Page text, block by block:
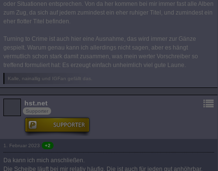
oder Situationen entsprechen. Von da her kommen bei mir immer fast alle Alben
zum Zug, da sich auf jedem zumindest ein eher ruhiger Titel, und zumindest ein
eher flotter Titel befinden.
Turning to Crime ist auch hier eine Ausnahme, das wird immer zur Gänze
gespielt. Warum genau kann ich allerdings nicht sagen, aber es hängt
vermutlich schon stark damit zusammen, was mein werter Vorschreiber so
treffend formuliert hat: Es erzeugt einfach unheimlich viel gute Laune.
Kalle, nainallig und IGFan gefällt das.
hst.net
Supporter
1. Februar 2023 +2
Da kann ich mich anschließen.
Die Scheibe läuft bei mir relativ häufig. Die ist auch für jeden gut anhöhrbar,